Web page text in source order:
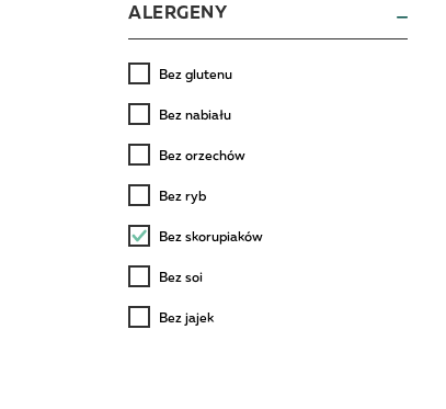
ALERGENY
Bez glutenu
Bez nabiału
Bez orzechów
Bez ryb
Bez skorupiaków
Bez soi
Bez jajek